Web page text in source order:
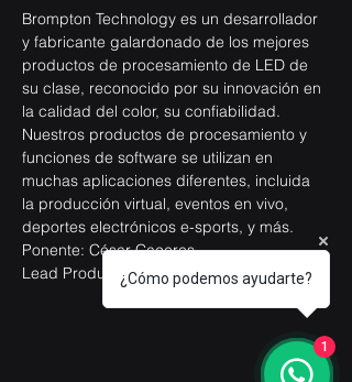
Brompton Technology es un desarrollador
y fabricante galardonado de los mejores
productos de procesamiento de LED de
su clase, reconocido por su innovación en
la calidad del color, su confiabilidad.
Nuestros productos de procesamiento y
funciones de software se utilizan en
muchas aplicaciones diferentes, incluida
la producción virtual, eventos en vivo,
deportes electrónicos e-sports, y más.
Ponente: César Caceres
Lead Product Brompton¿Cómo podemos ayudarte?
1